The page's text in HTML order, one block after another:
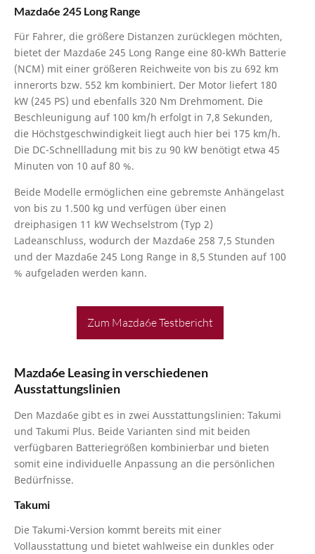
Mazda6e 245 Long Range
Für Fahrer, die größere Distanzen zurücklegen möchten,
bietet der Mazda6e 245 Long Range eine 80-kWh Batterie
(NCM) mit einer größeren Reichweite von bis zu 692 km
innerorts bzw. 552 km kombiniert. Der Motor liefert 180
kW (245 PS) und ebenfalls 320 Nm Drehmoment. Die
Beschleunigung auf 100 km/h erfolgt in 7,8 Sekunden,
die Höchstgeschwindigkeit liegt auch hier bei 175 km/h.
Die DC-Schnellladung mit bis zu 90 kW benötigt etwa 45
Minuten von 10 auf 80 %.
Beide Modelle ermöglichen eine gebremste Anhängelast
von bis zu 1.500 kg und verfügen über einen
dreiphasigen 11 kW Wechselstrom (Typ 2)
Ladeanschluss, wodurch der Mazda6e 258 7,5 Stunden
und der Mazda6e 245 Long Range in 8,5 Stunden auf 100
% aufgeladen werden kann.
Zum Mazda6e Testbericht
Mazda6e Leasing in verschiedenen
Ausstattungslinien
Den Mazda6e gibt es in zwei Ausstattungslinien: Takumi
und Takumi Plus. Beide Varianten sind mit beiden
verfügbaren Batteriegrößen kombinierbar und bieten
somit eine individuelle Anpassung an die persönlichen
Bedürfnisse.
Takumi
Die Takumi-Version kommt bereits mit einer
Vollausstattung und bietet wahlweise ein dunkles oder